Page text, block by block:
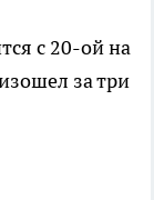
с 20-ой на
за три